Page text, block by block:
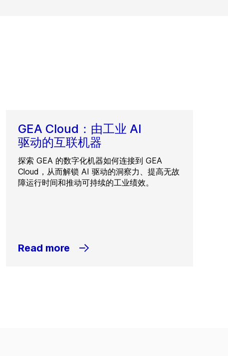
GEA Cloud：由工业 AI
驱动的互联机器
探索 GEA 的数字化机器如何连接到 GEA
Cloud，从而解锁 AI 驱动的洞察力、提高无故
障运行时间和推动可持续的工业绩效。
Read more